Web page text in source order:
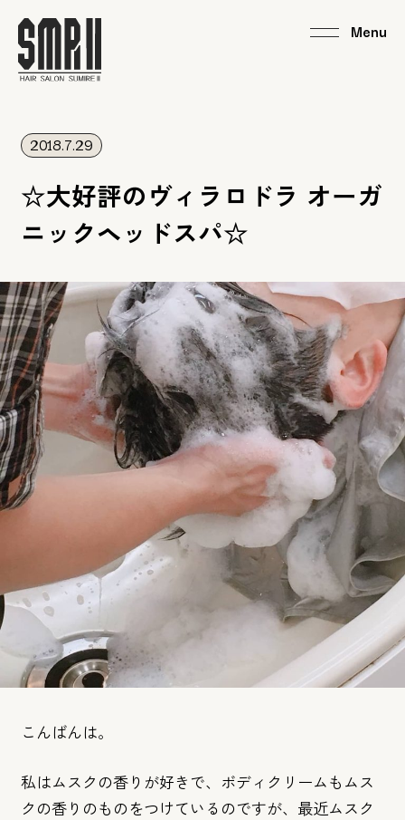
2018.7.29
☆大好評のヴィラロドラ オーガ
ニックヘッドスパ☆
こんばんは。
私はムスクの香りが好きで、
ボディクリームもムス
クの香りのものをつけているのですが、 最近ムスク